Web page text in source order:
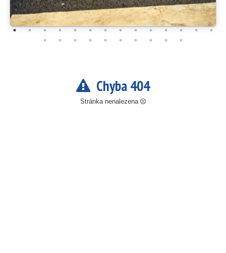
Chyba 404
Stránka nenalezena